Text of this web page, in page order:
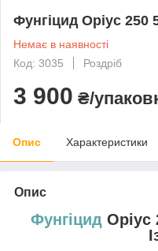
Фунгіцид Оріус 250
Немає в наявності
Код: 3035
Роздріб
3 900 ₴/
Опис Характеристики
Опис
Фунгіцид Оріус